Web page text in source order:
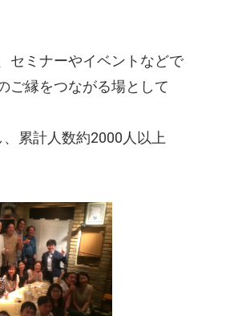
セミナーやイベントなどで
ご縁をつながる場として
累計人数約2000人以上